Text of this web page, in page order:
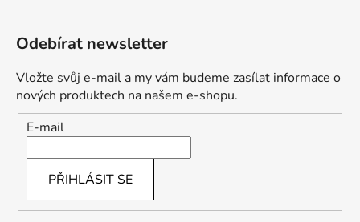
Odebírat newsletter
Vložte svůj e-mail a my vám budeme zasílat informace o
nových produktech na našem e-shopu.
E-mail
PŘIHLÁSIT SE